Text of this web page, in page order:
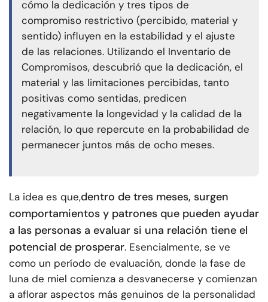
cómo la dedicación y tres tipos de
compromiso restrictivo (percibido, material y
sentido) influyen en la estabilidad y el ajuste
de las relaciones. Utilizando el Inventario de
Compromisos, descubrió que la dedicación, el
material y las limitaciones percibidas, tanto
positivas como sentidas, predicen
negativamente la longevidad y la calidad de la
relación, lo que repercute en la probabilidad de
permanecer juntos más de ocho meses.
La idea es que,dentro de tres meses, surgen
comportamientos y patrones que pueden ayudar
a las personas a evaluar si una relación tiene el
potencial de prosperar. Esencialmente, se ve
como un período de evaluación, donde la fase de
luna de miel comienza a desvanecerse y comienzan
a aflorar aspectos más genuinos de la personalidad